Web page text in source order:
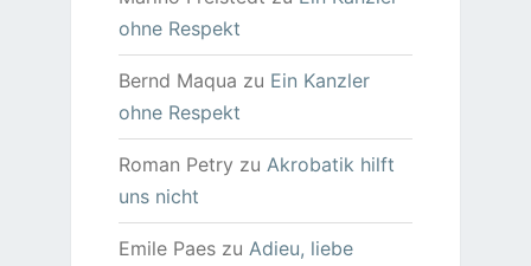
ohne Respekt
Bernd Maqua zu Ein Kanzler
ohne Respekt
Roman Petry zu Akrobatik hilft
uns nicht
Emile Paeszu Adieu, liebe